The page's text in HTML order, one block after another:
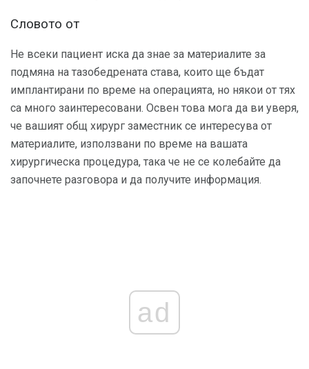
Словото от
Не всеки пациент иска да знае за материалите за
подмяна на тазобедрената става, които ще бъдат
имплантирани по време на операцията, но някои от тях
са много заинтересовани. Освен това мога да ви уверя,
че вашият общ хирург заместник се интересува от
материалите, използвани по време на вашата
хирургическа процедура, така че не се колебайте да
започнете разговора и да получите информация.
ad